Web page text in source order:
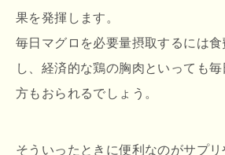
果を発揮します。
毎日マグロを必要量摂取するには
し、経済的な鶏の胸肉といっても毎
方もおられるでしょう。
そういったときに便利なのがサプ